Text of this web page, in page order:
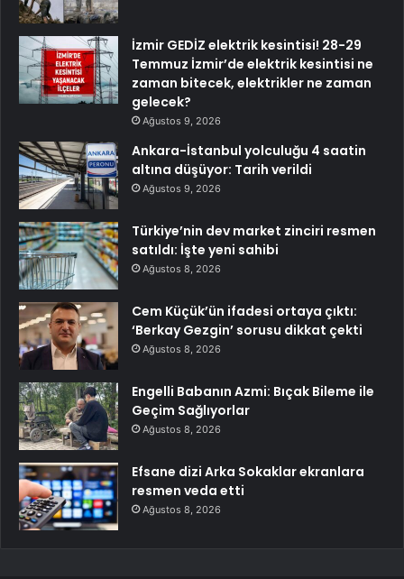
İzmir GEDİZ elektrik kesintisi! 28-29
Temmuz İzmir’de elektrik kesintisi ne
zaman bitecek, elektrikler ne zaman
gelecek?
Ağustos 9, 2026
Ankara-İstanbul yolculuğu 4 saatin
altına düşüyor: Tarih verildi
Ağustos 9, 2026
Türkiye’nin dev market zinciri resmen
satıldı: İşte yeni sahibi
Ağustos 8, 2026
Cem Küçük’ün ifadesi ortaya çıktı:
‘Berkay Gezgin’ sorusu dikkat çekti
Ağustos 8, 2026
Engelli Babanın Azmi: Bıçak Bileme ile
Geçim Sağlıyorlar
Ağustos 8, 2026
Efsane dizi Arka Sokaklar ekranlara
resmen veda etti
Ağustos 8, 2026